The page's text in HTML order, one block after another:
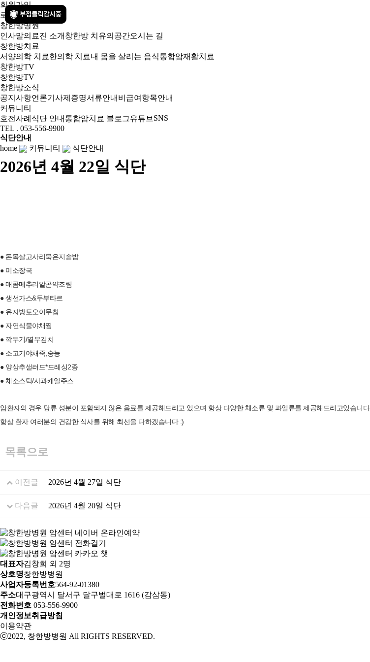
회원가입
로그인
창한방병원
인사말의료진 소개 창한방 치유의공간오시는 길
창한방치료
서양의학 치료한의학 치료내 몸을 살리는 음식통합암재활치료
창한방TV
창한방TV
창한방소식
공지사항언론기사제증명서류안내 비급여항목안내
커뮤니티
호전사례 식단 안내 통합암치료 블로그유튜브 SNS
TEL . 053-556-9900
식단안내
home
커뮤니티 식단안내
2026년 4월 22일 식단
● 돈목살고사리묵은지솥밥
● 미소장국
● 매콤메추리알곤약조림
● 생선가스&두부타르
● 유자방토오이무침
● 자연식물야채찜
● 깍두기/열무김치
● 소고기야채죽,숭늉
● 양상추샐러드*드레싱2종
● 채소스틱/사과캐일주스
암환자의 경우 당류 성분이 포함되지 않은 음료를 제공해드리고 있으며 항상 다양한 채소류 및 과일류를 제공해드리고있습니다
항상 환자 여러분의 건강한 식사를 위해 최선을 다하겠습니다 :)
목록으로
이전글 2026년 4월 27일 식단
다음글 2026년 4월 20일 식단
대표자김창희 외 2명
상호명창한방병원
사업자등록번호564-92-01380
주소대구광역시 달서구 달구벌대로 1616 (감삼동)
전화번호 053-556-9900
개인정보취급방침
이용약관
ⓒ2022, 창한방병원 All RIGHTS RESERVED.